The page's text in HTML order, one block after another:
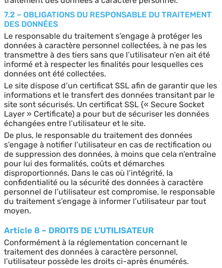
7.2 – OBLIGATIONS DU RESPONSABLE DU TRAITEMENT
DES DONNÉES
Le responsable du traitement s’engage à protéger les
données à caractère personnel collectées, à ne pas les
transmettre à des tiers sans que l’utilisateur n’en ait été
informé et à respecter les finalités pour lesquelles ces
données ont été collectées.
Le site dispose d’un certificat SSL afin de garantir que les
informations et le transfert des données transitant par le
site sont sécurisés. Un certificat SSL {« Secure Socket
Layer » Certificate) a pour but de sécuriser les données
échangées entre l’utilisateur et le site.
De plus, le responsable du traitement des données
s’engage à notifier l’utilisateur en cas de rectification ou
de suppression des données, à moins que cela n’entraîne
pour lui des formalités, coûts et démarches
disproportionnés. Dans le cas où l’intégrité, la
confidentialité ou la sécurité des données à caractère
personnel de l’utilisateur est compromise, le responsable
du traitement s’engage à informer l’utilisateur par tout
moyen.
Article 8 – DROITS DE L’UTILISATEUR
Conformément à la réglementation concernant le
traitement des données à caractère personnel,
l’utilisateur possède les droits ci-après énumérés.